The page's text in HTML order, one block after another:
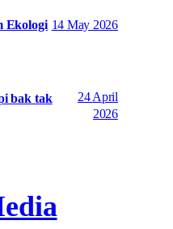
Ekologi 14 May 2026
bak tak
24 April
2026